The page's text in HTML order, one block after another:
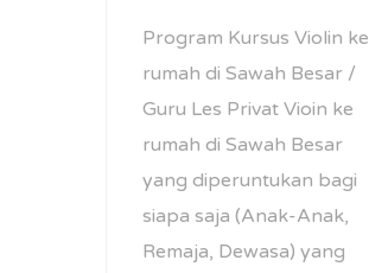
Program Kursus Violin ke
rumah di Sawah Besar /
Guru Les Privat Vioin ke
rumah di Sawah Besar
yang diperuntukan bagi
siapa saja (Anak-Anak,
Remaja, Dewasa) yang